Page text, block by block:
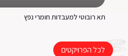
תא רובוטי למעבדות חומרי נפץ
לכל הפרויקטים